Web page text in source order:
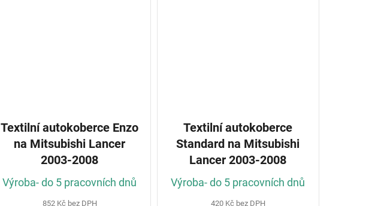
Textilní autokoberce Enzo
na Mitsubishi Lancer
2003-2008
Výroba- do 5 pracovních dnů
852 Kč bez DPH
Textilní autokoberce
Standard na Mitsubishi
Lancer 2003-2008
Výroba- do 5 pracovních dnů
420 Kč bez DPH